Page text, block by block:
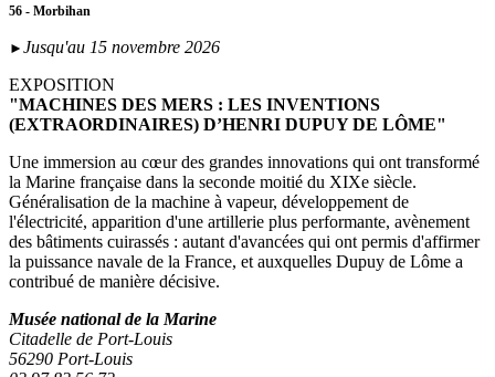
56 - Morbihan
► Jusqu'au 15 novembre 2026
EXPOSITION
"MACHINES DES MERS : LES INVENTIONS
(EXTRAORDINAIRES) D’HENRI DUPUY DE LÔME"
Une immersion au cœur des grandes innovations qui ont transformé
la Marine française dans la seconde moitié du XIXe siècle.
Généralisation de la machine à vapeur, développement de
l'électricité, apparition d'une artillerie plus performante, avènement
des bâtiments cuirassés : autant d'avancées qui ont permis d'affirmer
la puissance navale de la France, et auxquelles Dupuy de Lôme a
contribué de manière décisive.
Musée national de la Marine
Citadelle de Port-Louis
56290 Port-Louis